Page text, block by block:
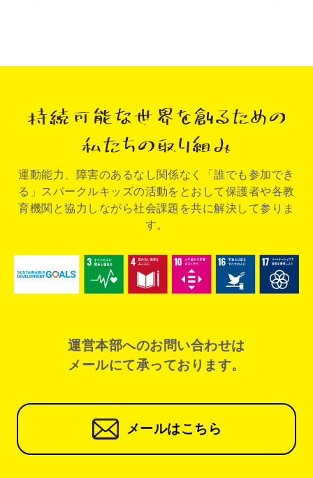
運動能力、障害のあるなし関係なく「誰でも参加でき
る」スパークルキッズの活動をとおして保護者や各教
育機関と協力しながら社会課題を共に解決して参りま
す。
運営本部へのお問い合わせは
メールにて承っております。
メールはこちら